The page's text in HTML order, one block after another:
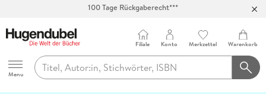
Abholung in über 100 Filialen
Hugendubel
Menu
Filiale Konto Merkzettel Warenkorb